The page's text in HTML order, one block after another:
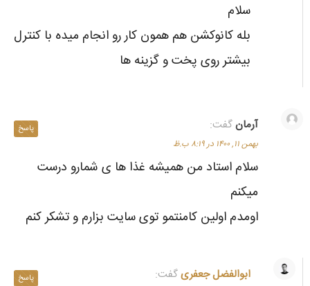
سلام
بله کانوکشن هم همون کار رو انجام میده با کنترل
بیشتر روی پخت و گزینه ها
آرمانگفت:
بهمن ۱۱, ۱۴۰۰ در ۸:۱۹ ب.ظ
سلام استاد من همیشه غذا ها ی شمارو درست
میکنم
اومدم اولین کامنتمو توی سایت بزارم و تشکر کنم
پاسخ
ابوالفضل جعفریگفت: پاسخ